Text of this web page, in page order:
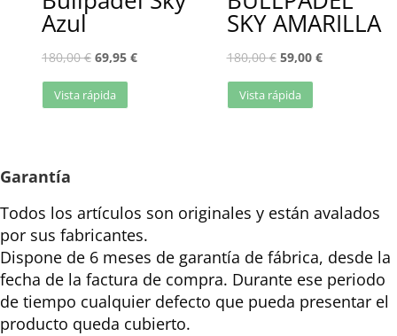
Azul
180,00€ 69,95 €
Vista rápida
SKY AMARILLA
180,00€ 59,00 €
Vista rápida
Garantía
Todos los artículos son originales y están avalados
por sus fabricantes.
Dispone de 6 meses de garantía de fábrica, desde la
fecha de la factura de compra. Durante ese periodo
de tiempo cualquier defecto que pueda presentar el
producto queda cubierto.